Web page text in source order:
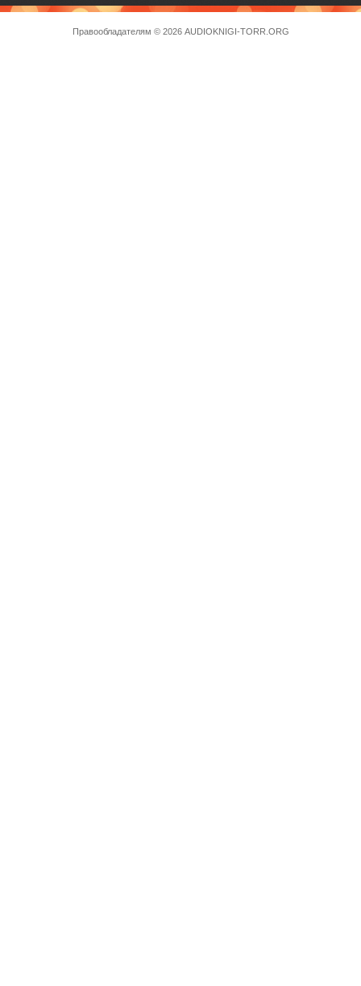
Правообладателям © 2026 AUDIOKNIGI-TORR.ORG